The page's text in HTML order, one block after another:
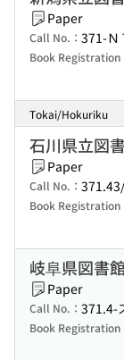
Paper
Call No.： 371-Ｎ
Book Registration
Tokai/Hokuriku
石川県立図
Paper
Call No.：
Book Registration
岐阜県図書
Paper
Call No.： 371.4-
Book Registration